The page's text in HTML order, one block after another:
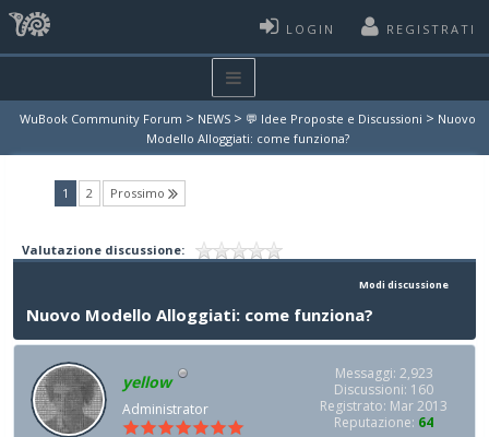
LOGIN REGISTRATI
WuBook Community Forum > NEWS > 💬 Idee Proposte e Discussioni > Nuovo
Modello Alloggiati: come funziona?
1 (current)
2 Prossimo
Valutazione discussione:
Modi discussione
Nuovo Modello Alloggiati: come funziona?
yellow
Administrator
Messaggi: 2,923
Discussioni: 160
Registrato: Mar 2013
Reputazione: 64